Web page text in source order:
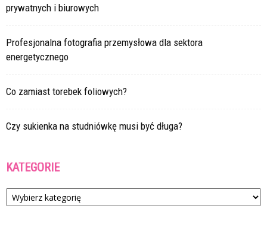
prywatnych i biurowych
Profesjonalna fotografia przemysłowa dla sektora
energetycznego
Co zamiast torebek foliowych?
Czy sukienka na studniówkę musi być długa?
KATEGORIE
Kategorie